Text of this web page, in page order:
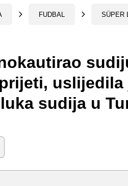
FUDBAL SÜPER
uslijedila
sudija u